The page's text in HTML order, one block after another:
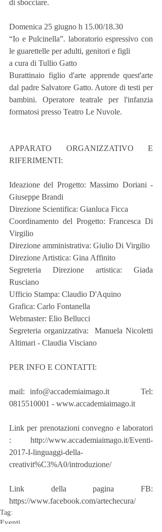
di sbocciare.
Domenica 25 giugno h 15.00/18.30
“Io e Pulcinella”. laboratorio espressivo con
le guarettelle per adulti, genitori e figli
a cura di Tullio Gatto
Burattinaio figlio d'arte apprende quest'arte
dal padre Salvatore Gatto. Autore di testi per
bambini. Operatore teatrale per l'infanzia
formatosi presso Teatro Le Nuvole.
APPARATO ORGANIZZATIVO E
RIFERIMENTI:
Ideazione del Progetto: Massimo Doriani -
Giuseppe Brandi
Direzione Scientifica: Gianluca Ficca
Coordinamento del Progetto: Francesca Di
Virgilio
Direzione amministrativa: Giulio Di Virgilio
Direzione Artistica: Gina Affinito
Segreteria Direzione artistica: Giada
Rusciano
Ufficio Stampa: Claudio D'Aquino
Grafica: Carlo Fontanella
Webmaster: Elio Bellucci
Segreteria organizzativa:  Manuela Nicoletti
Altimari - Claudia Visciano
PER INFO E CONTATTI:
mail: info@accademiaimago.it      Tel:
0815510001 - www.accademiaimago.it
Link per prenotazioni convegno e laboratori
: http://www.accademiaimago.it/Eventi-
2017-I-linguaggi-della-
creativit%C3%A0/introduzione/
Link della pagina FB:
https://www.facebook.com/artechecura/
Tag:
Eventi